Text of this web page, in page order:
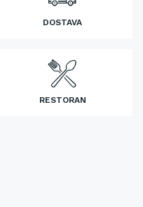
DOSTAVA
RESTORAN